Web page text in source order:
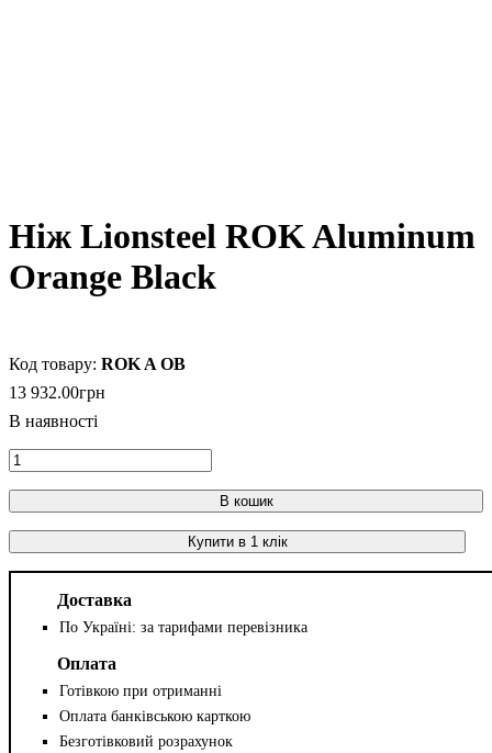
Ніж Lionsteel ROK Aluminum
Orange Black
ROK A OB
13 932.00грн
В кошик
Купити в 1 клік
Доставка
По Україні: за тарифами перевізника
Оплата
Готівкою при отриманні
Оплата банківською карткою
Безготівковий розрахунок